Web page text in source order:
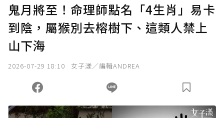
鬼月將至！命理師點名「4生肖」易卡
到陰，屬猴別去榕樹下、這類人禁上
山下海
2026-07-29 18:10 女子漾／編輯ANDREA